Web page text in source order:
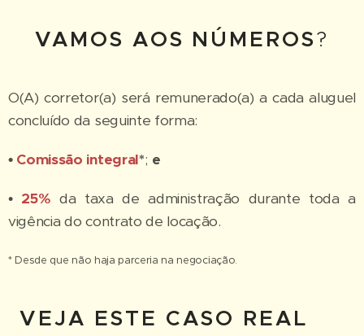
VAMOS AOS NÚMEROS?
O(A) corretor(a) será remunerado(a) a cada aluguel
concluído da seguinte forma:
• Comissão integral*; e
• 25% da taxa de administração durante toda a
vigência do contrato de locação.
* Desde que não haja parceria na negociação.
VEJA ESTE CASO REAL 👇